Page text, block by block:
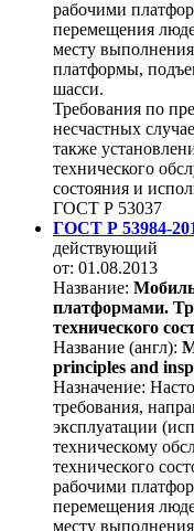
рабочими
перемещения
месту выполнения
платформы,
шасси.
Требования по
несчастных
также
технического
состояния и
ГОСТ Р 53037
ГОСТ Р 53984-
действующий
от: 01.08.2013
Название:
платформами.
технического
Название (англ):
principles and
Назначение:
требования,
эксплуатации
техническому
технического
рабочими
перемещения
месту выполнения